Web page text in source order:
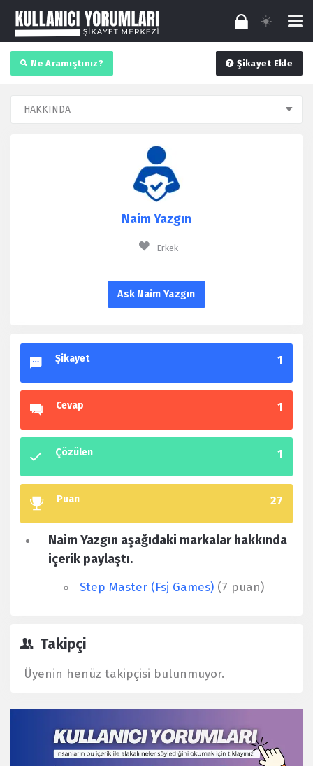
Ne Aramıştınız? Şikayet Ekle
Naim Yazgın
Erkek
Ask Naim Yazgın
1
Şikayet
1
Cevap
1
Çözülen
27
Puan
Naim Yazgın aşağıdaki markalar hakkında
içerik paylaştı.
Step Master (Fsj Games) (7 puan)
Takipçi
Üyenin henüz takipçisi bulunmuyor.